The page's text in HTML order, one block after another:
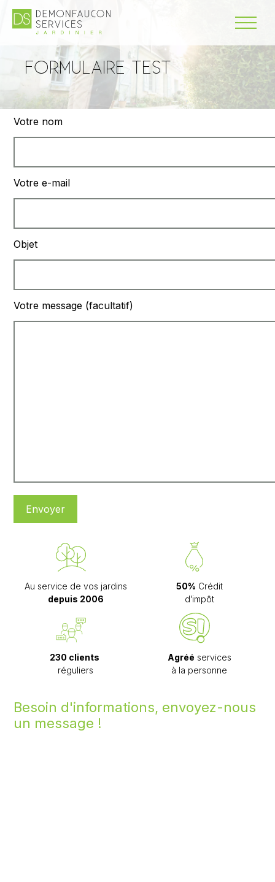
FORMULAIRE TEST
Votre nom
Votre e-mail
Objet
Votre message (facultatif)
Au service de vos jardins
depuis 2006
50% Crédit
d’impôt
230 clients
réguliers
Agréé services
à la personne
Besoin d'informations, envoyez-nous
un message !